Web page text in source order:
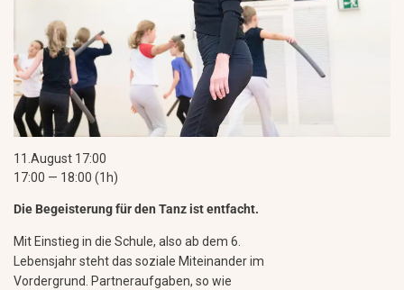
Die Begeisterung für den Tanz ist entfacht.
Mit Einstieg in die Schule, also ab dem 6.
Lebensjahr steht das soziale Miteinander im
Vordergrund. Partneraufgaben, so wie
11.August 17:00
17:00 — 18:00 (1h)